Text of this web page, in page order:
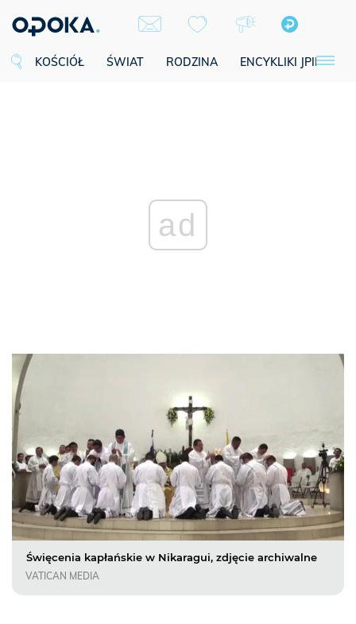
KOŚCIÓŁ ŚWIAT RODZINA ENCYKLIKI JPII
ad
Święcenia kapłańskie w Nikaragui, zdjęcie archiwalne
VATICAN MEDIA